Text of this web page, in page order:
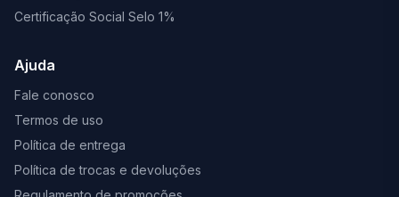
Certificação Social Selo 1%
Ajuda
Fale conosco
Termos de uso
Política de entrega
Política de trocas e devoluções